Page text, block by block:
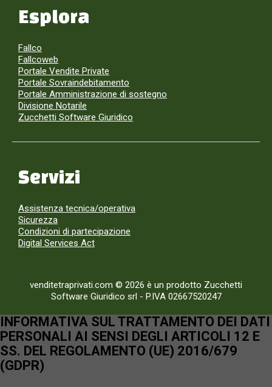
Esplora
Fallco
Fallcoweb
Portale Vendite Private
Portale Sovraindebitamento
Portale Amministrazione di sostegno
Divisione Notarile
Zucchetti Software Giuridico
Servizi
Assistenza tecnica/operativa
Sicurezza
Condizioni di partecipazione
Digital Services Act
venditetraprivati.com © 2026 è un prodotto Zucchetti
Software Giuridico srl - P.IVA 02667520247
INFORMATIVA SUL TRATTAMENTO DEI DATI
PERSONALI AI SENSI DEGLI ARTICOLI 12 E
SS. DEL REGOLAMENTO (UE) 2016/679
(GDPR)